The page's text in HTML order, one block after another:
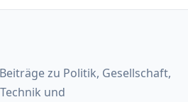
zu Politik, Gesellschaft,
und